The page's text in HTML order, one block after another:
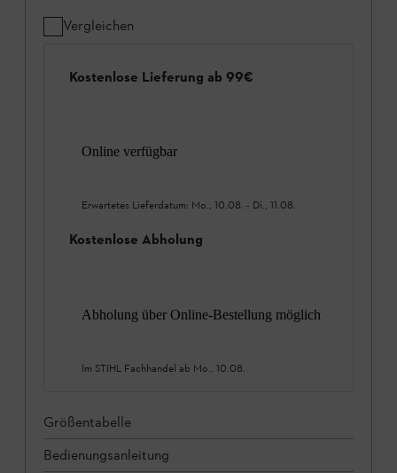
Vergleichen
Kostenlose Lieferung ab 99€
Online verfügbar
Erwartetes Lieferdatum: Mo., 10.08. - Di., 11.08.
Kostenlose Abholung
Abholung über Online-Bestellung möglich
Im STIHL Fachhandel ab Mo., 10.08.
Größentabelle
Bedienungsanleitung